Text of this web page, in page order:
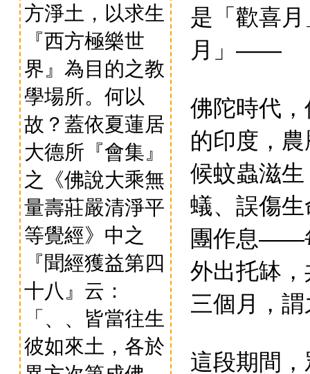
方淨土，以求生
『西方極樂世
界』為目的之教
學場所。何以
故？蓋依夏蓮居
大德所『會集』
之《佛說大乘無
量壽莊嚴清淨平
等覺經》中之
『聞經獲益第四
十八』云：
「、、皆當往生
彼如來土，各於
是「歡喜
月」 ——
佛陀時代
的印度，
候蚊蟲滋
蟻、誤傷
團作息——
外出托缽
三個月，
這段期間